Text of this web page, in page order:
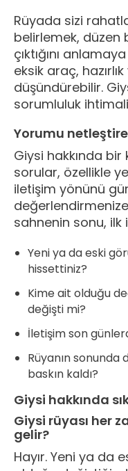
Rüyada sizi
belirlemek, düzen
çıktığını
eksik araç,
düşündürebilir.
sorumluluk
Yorumu
Giysi hakkında bir
sorular, özellikle
iletişim yönünü
sahnenin sonu,
Yeni ya da eski
hissettiniz?
Kime ait olduğu
değişti mi?
İletişim son
Rüyanın sonunda
baskın kaldı?
Giysi hakkında
Giysi rüyası her
gelir?
Hayır. Yeni ya da